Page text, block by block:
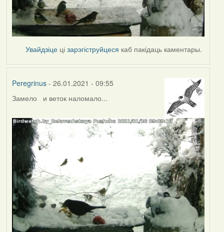
Увайдзіце цізарэгіструйцеся каб пакідаць каментары.
Peregrinus- 26.01.2021 - 09:55
Замело и веток наломало...